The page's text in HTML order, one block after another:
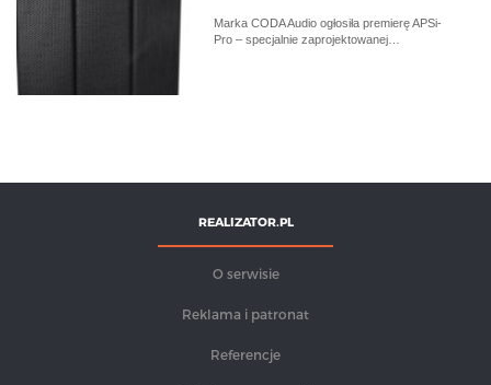
Marka CODA Audio ogłosiła premierę APSi-
Pro – specjalnie zaprojektowanej…
REALIZATOR.PL
O serwisie
Reklama i patronat
Referencje